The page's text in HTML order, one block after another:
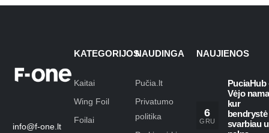
info@f-one.lt
KATEGORIJOS
Kaitai
Wing Foil
Foilai
NAUDINGA
Pučia.lt
Privatumo
politika
NAUJIENOS
6
GRU
PuciaHub
Vėjo
kur
bendrystė
svarbiau